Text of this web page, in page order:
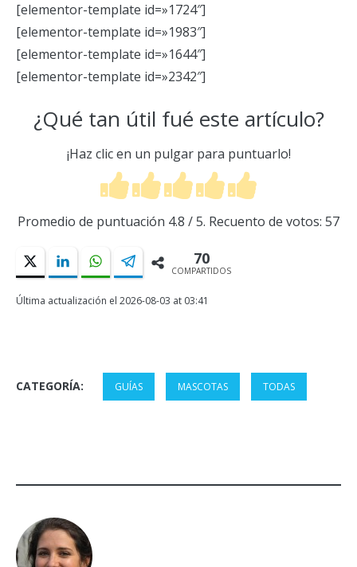
[elementor-template id=»1724″]
[elementor-template id=»1983″]
[elementor-template id=»1644″]
[elementor-template id=»2342″]
¿Qué tan útil fué este artículo?
¡Haz clic en un pulgar para puntuarlo!
Promedio de puntuación 4.8 / 5. Recuento de votos: 57
70
COMPARTIDOS
Última actualización el 2026-08-03 at 03:41
CATEGORÍA: GUÍAS MASCOTAS TODAS